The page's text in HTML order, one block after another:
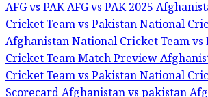
AFG vs PAKAFG vs PAK 2025
Cricket Team vs Pakistan National
Afghanistan National Cricket Team
Cricket Team Match Preview
Cricket Team vs Pakistan National